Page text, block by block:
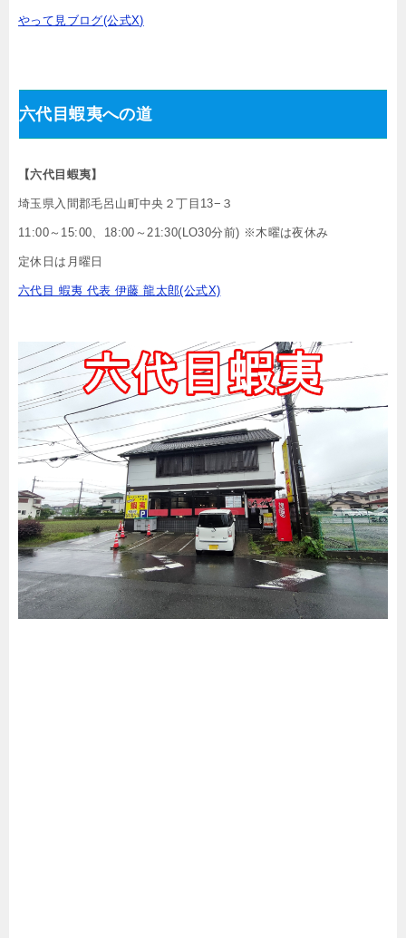
やって見ブログ(公式X)
六代目蝦夷への道
【六代目蝦夷】
埼玉県入間郡毛呂山町中央２丁目13−３
11:00～15:00、18:00～21:30(LO30分前) ※木曜は夜休み
定休日は月曜日
六代目 蝦夷 代表 伊藤 龍太郎(公式X)